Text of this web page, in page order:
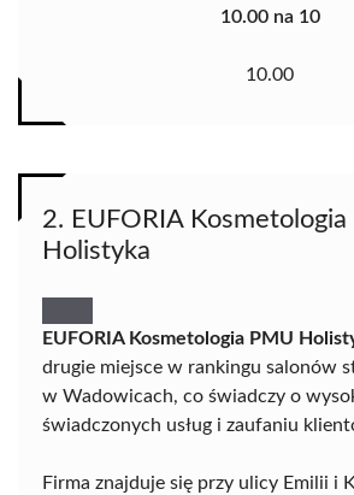
10.00 na 10
10.00
2. EUFORIA Kosmetologia
Holistyka
EUFORIA Kosmetologia PMU
drugie miejsce w rankingu salonów
w Wadowicach, co świadczy o
świadczonych usług i zaufaniu
Firma znajduje się przy ulicy Emilii i